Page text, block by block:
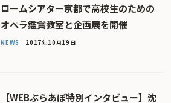
ロームシアター京都で高校生のための
オペラ鑑賞教室と企画展を開催
NEWS 2017年10月19日
【WEBぶらあぼ特別インタビュー】沈